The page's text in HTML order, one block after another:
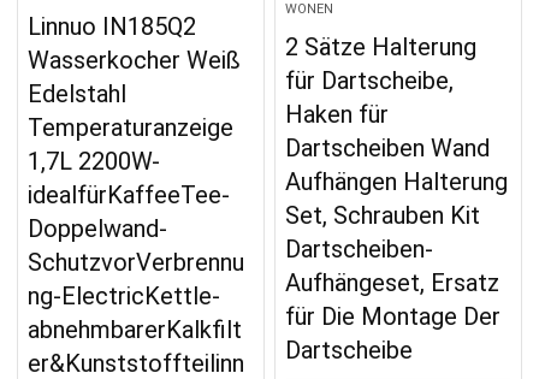
Linnuo IN185Q2
Wasserkocher Weiß
Edelstahl
Temperaturanzeige
1,7L 2200W-
idealfürKaffeeTee-
Doppelwand-
SchutzvorVerbrennu
ng-ElectricKettle-
abnehmbarerKalkfilt
er&Kunststoffteilinn
WONEN
2 Sätze Halterung
für Dartscheibe,
Haken für
Dartscheiben Wand
Aufhängen Halterung
Set, Schrauben Kit
Dartscheiben-
Aufhängeset, Ersatz
für Die Montage Der
Dartscheibe